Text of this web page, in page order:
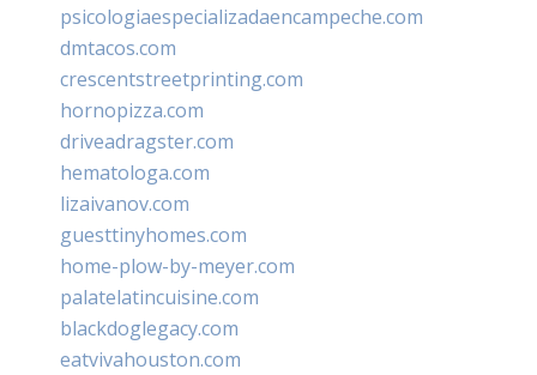
psicologiaespecializadaencampeche.com
dmtacos.com
crescentstreetprinting.com
hornopizza.com
driveadragster.com
hematologa.com
lizaivanov.com
guesttinyhomes.com
home-plow-by-meyer.com
palatelatincuisine.com
blackdoglegacy.com
eatvivahouston.com